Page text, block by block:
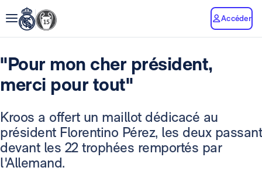
Accéder
"Pour mon cher président,
merci pour tout"
Kroos a offert un maillot dédicacé au
président Florentino Pérez, les deux passant
devant les 22 trophées remportés par
l'Allemand.